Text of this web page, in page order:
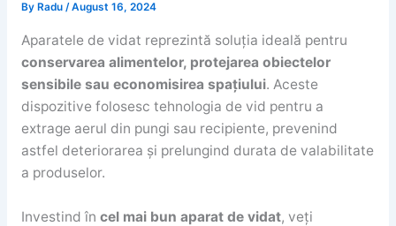
By Radu /August 16, 2024
Aparatele de vidat reprezintă soluția ideală pentru
conservarea alimentelor, protejarea obiectelor
sensibile sau economisirea spațiului. Aceste
dispozitive folosesc tehnologia de vid pentru a
extrage aerul din pungi sau recipiente, prevenind
astfel deteriorarea și prelungind durata de valabilitate
a produselor.
Investind în cel mai bun aparat de vidat, veți